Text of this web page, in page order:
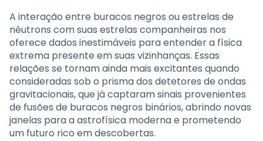
A interação entre buracos negros ou estrelas de
nêutrons com suas estrelas companheiras nos
oferece dados inestimáveis para entender a física
extrema presente em suas vizinhanças. Essas
relações se tornam ainda mais excitantes quando
consideradas sob o prisma dos detetores de ondas
gravitacionais, que já captaram sinais provenientes
de fusões de buracos negros binários, abrindo novas
janelas para a astrofísica moderna e prometendo
um futuro rico em descobertas.